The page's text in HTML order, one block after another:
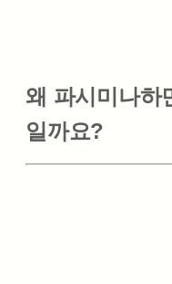
왜 파시미나하
일까요?